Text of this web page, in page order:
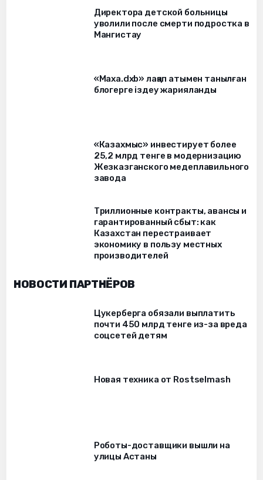
Директора детской больницы
уволили после смерти подростка в
Мангистау
«Маха.dxb» лақап атымен танылған
блогерге іздеу жарияланды
«Казахмыс» инвестирует более
25,2 млрд тенге в модернизацию
Жезказганского медеплавильного
завода
Триллионные контракты, авансы и
гарантированный сбыт: как
Казахстан перестраивает
экономику в пользу местных
производителей
НОВОСТИ ПАРТНЁРОВ
Цукерберга обязали выплатить
почти 450 млрд тенге из-за вреда
соцсетей детям
Новая техника от Rostselmash
Роботы-доставщики вышли на
улицы Астаны